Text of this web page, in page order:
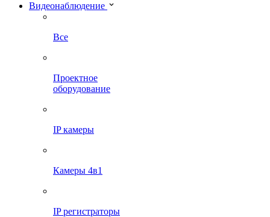
Видеонаблюдение
Все
Проектное
оборудование
IP камеры
Камеры 4в1
IP регистраторы